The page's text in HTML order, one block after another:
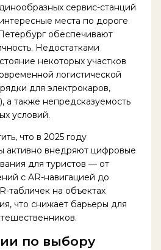
сервис-станций
места по дороге
обеспечивают
Недостатками
некоторых участков
логистической
для электрокаров,
а также непредсказуемость
условий.
что в 2025 году
активно внедряют цифровые
для туристов — от
с AR-навигацией до
табличек на объектах
что снижает барьеры для
по выбору